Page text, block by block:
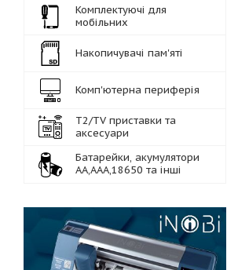
Комплектуючі для
мобільних
Накопичувачі пам'яті
Комп'ютерна периферія
Т2/TV приставки та
аксесуари
Батарейки, акумулятори
АА,ААА,18650 та інші